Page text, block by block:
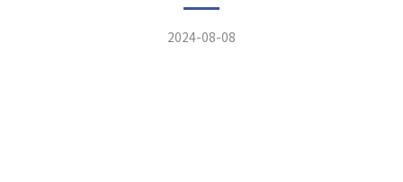
2024-08-08